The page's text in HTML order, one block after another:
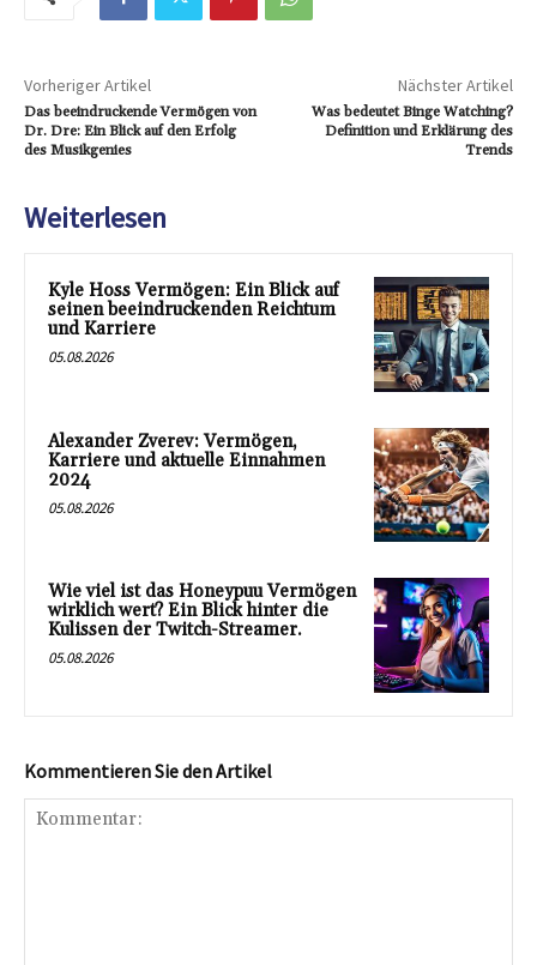
Vorheriger Artikel
Das beeindruckende Vermögen von
Dr. Dre: Ein Blick auf den Erfolg
des Musikgenies
Nächster Artikel
Was bedeutet Binge Watching?
Definition und Erklärung des
Trends
Weiterlesen
Kyle Hoss Vermögen: Ein Blick auf
seinen beeindruckenden Reichtum
und Karriere
05.08.2026
Alexander Zverev: Vermögen,
Karriere und aktuelle Einnahmen
2024
05.08.2026
Wie viel ist das Honeypuu Vermögen
wirklich wert? Ein Blick hinter die
Kulissen der Twitch-Streamer.
05.08.2026
Kommentieren Sie den Artikel